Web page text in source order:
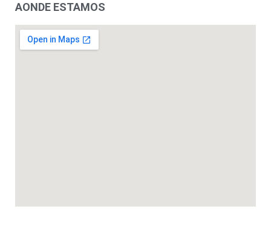
AONDE ESTAMOS